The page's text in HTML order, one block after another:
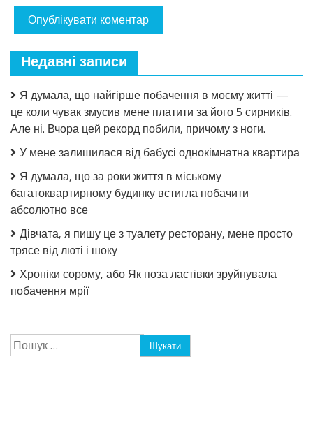
Недавні записи
Я думала, що найгірше побачення в моєму житті —
це коли чувак змусив мене платити за його 5 сирників.
Але ні. Вчора цей рекорд побили, причому з ноги.
У мене залишилася від бабусі однокімнатна квартира
Я думала, що за роки життя в міському
багатоквартирному будинку встигла побачити
абсолютно все
Дівчата, я пишу це з туалету ресторану, мене просто
трясе від люті і шоку
Хроніки сорому, або Як поза ластівки зруйнувала
побачення мрії
Пошук: